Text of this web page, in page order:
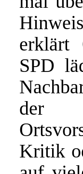
erklärt
SPD
der
Kritik